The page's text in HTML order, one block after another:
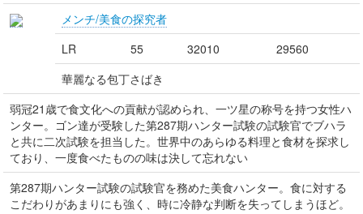
メンチ/美食の探究者
LR
55 32010
29560
華麗なる包丁さばき
弱冠21歳で食文化への貢献が認められ、一ツ星の称号を持つ女性ハ
ンター。ゴン達が受験した第287期ハンター試験の試験官でブハラ
と共に二次試験を担当した。世界中のあらゆる料理と食材を探求し
ており、一度食べたものの味は決して忘れない
第287期ハンター試験の試験官を務めた美食ハンター。食に対する
こだわりがあまりにも強く、時に冷静な判断を失ってしまうほど。